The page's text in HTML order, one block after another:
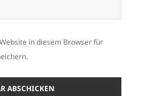
in diesem Browser für